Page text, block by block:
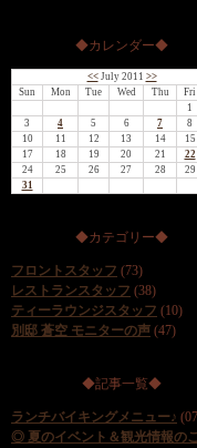
◆カレンダー◆
<<July 2011 >>
Sun
Mon Tue Wed Thu Fri
1
3
4 5 6 7 8
10
11 12 13 14 15
17
18 19 20 21 22
24
25 26 27 28 29
31
◆カテゴリー◆
フロントスタッフ (73)
レストランスタッフ (38)
ティーラウンジスタッフ (10)
別邸 蒼空 モニターの声 (47)
◆記事一覧◆
ランチバイキングメニュー♪
◎ 夏のイベント＆観光情報の